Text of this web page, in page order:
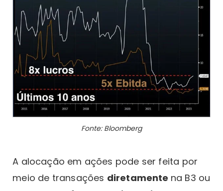
Fonte: Bloomberg
A alocação em ações pode ser feita por
meio de transações diretamente na B3 ou